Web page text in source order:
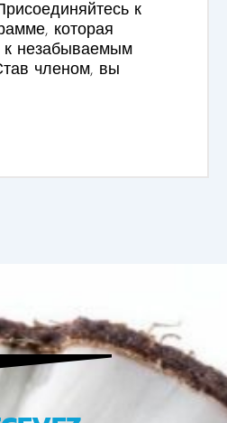
к
которая
к незабываемым
членом, вы